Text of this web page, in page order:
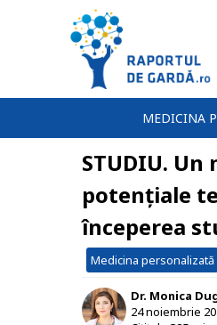
MEDICINA
STUDIU.
potențiale
începerea
Medicina personalizată
Dr. Monica
24 noiembrie